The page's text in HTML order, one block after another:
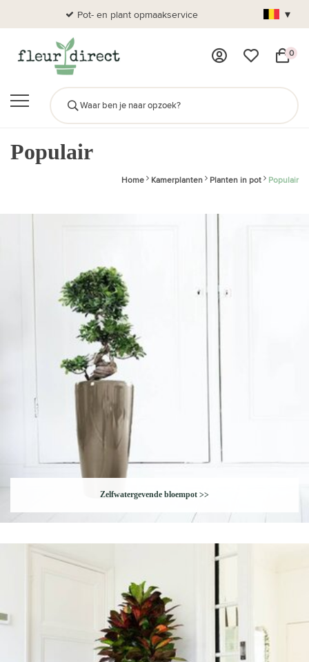
Pot- en plant opmaakservice ▾
0
Populair
Home Kamerplanten Planten in pot Populair
Zelfwatergevende bloempot >>